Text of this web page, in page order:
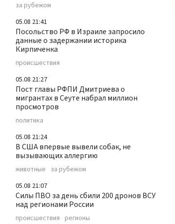
за рубежом
05.08 21:41
Посольство РФ в Израиле запросило
данные о задержании историка
Кирпиченка
происшествия
05.08 21:27
Пост главы РФПИ Дмитриева о
мигрантах в Сеуте набрал миллион
просмотров
политика
05.08 21:24
В США впервые вывели собак, не
вызывающих аллергию
животные за рубежом
05.08 21:07
Силы ПВО за день сбили 200 дронов ВСУ
над регионами России
происшествия регионы